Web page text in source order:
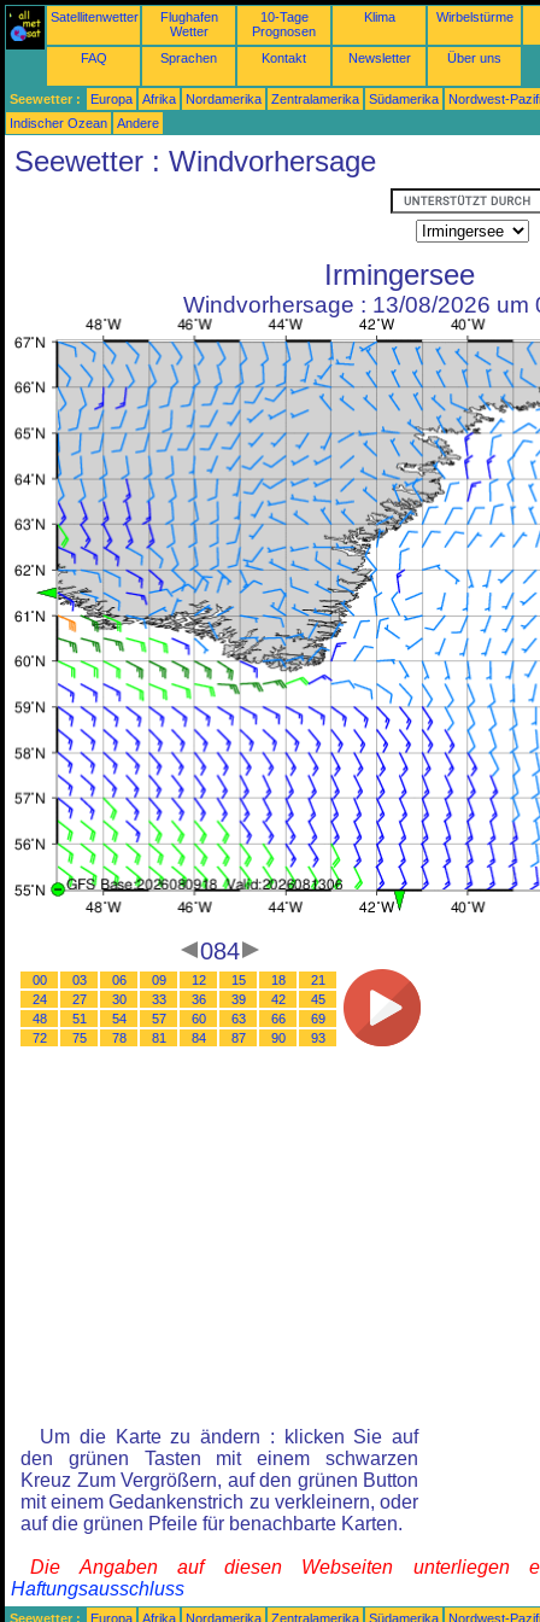
Satellitenwetter
Flughafen
Wetter
10-Tage
Prognosen
Klima Wirbelstürme
FAQ Sprachen Kontakt Newsletter Über uns
Seewetter : Europa Afrika Nordamerika Zentralamerika Südamerika
Nordwest-
Indischer Ozean
Andere
Seewetter : Windvorhersage
Irmingersee
Windvorhersage : 13/08/2026 um
084
00 03 06 09 12 15 18
21
24
27 30 33 36 39 42
45
48
51 54 57 60 63 66
69
72
75 78 81 84 87 90 93
Um die Karte zu ändern : klicken Sie auf
den grünen Tasten mit einem schwarzen
Kreuz Zum Vergrößern, auf den grünen Button
mit einem Gedankenstrich zu verkleinern, oder
auf die grünen Pfeile für benachbarte Karten.
Die Angaben auf diesen Webseiten unterliegen
Haftungsausschluss
Seewetter : Europa Afrika Nordamerika Zentralamerika Südamerika
Nordwest-